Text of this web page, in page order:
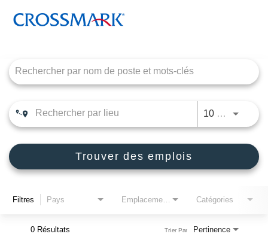
CROSSMARK
DEALER SOLUTIONS, INC
FRANÇAIS CANADIEN
10 KM
Trouver des emplois
Filtres Pays Emplacements Catégories
0 Résultats Pertinence
Trier Par